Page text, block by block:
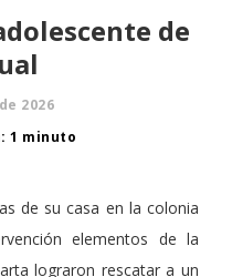
de
2026
1 minuto
de su casa en la colonia
elementos de la
lograron rescatar a un